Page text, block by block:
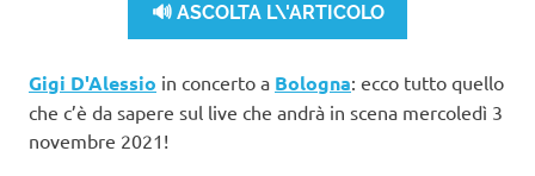
🔊 ASCOLTA L\'ARTICOLO
Gigi D'Alessio in concerto a Bologna: ecco tutto quello
che c’è da sapere sul live che andrà in scena mercoledì 3
novembre 2021!